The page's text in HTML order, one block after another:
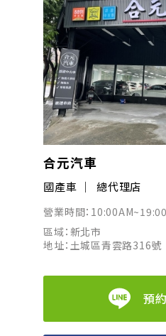
合元汽車
國產車 總代理店
營業時間：
區域：新北市
地址：土城區青雲路316號
預